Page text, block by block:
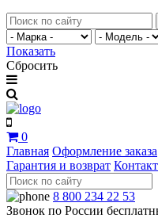
Показать
Сбросить
0
Главная Оформление заказа
Гарантия и возврат
8 800 234 22 53
Звонок по России